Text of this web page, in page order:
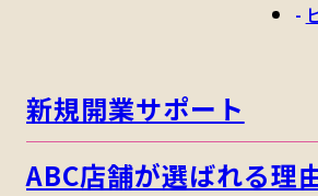
新規開業サポート
ABC店舗が選ばれる理